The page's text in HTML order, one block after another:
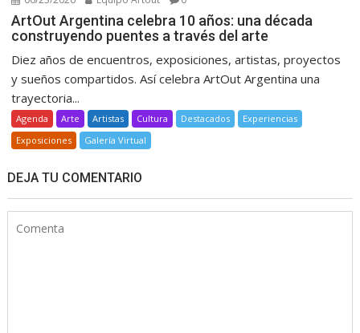
ArtOut Argentina celebra 10 años: una década
construyendo puentes a través del arte
Diez años de encuentros, exposiciones, artistas, proyectos
y sueños compartidos. Así celebra ArtOut Argentina una
trayectoria...
Agenda Arte Artistas Cultura Destacados
Experiencias
Exposiciones
Galería Virtual
DEJA TU COMENTARIO